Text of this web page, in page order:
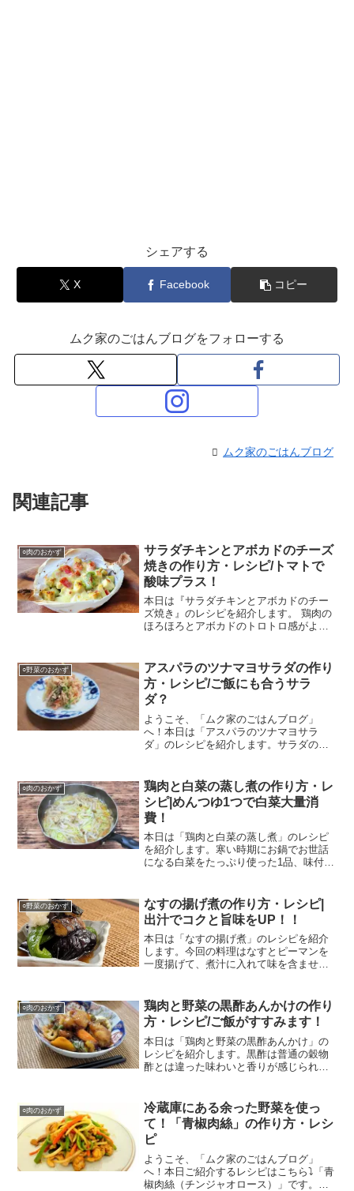
シェアする
X Facebook コピー
ムク家のごはんブログをフォローする
ムク家のごはんブログ
関連記事
○肉のおかず
サラダチキンとアボカドのチーズ
焼きの作り方・レシピ/トマトで
酸味プラス！
本日は『サラダチキンとアボカドのチー
ズ焼き』のレシピを紹介します。 鶏肉の
ほろほろとアボカドのトロトロ感がよ
○野菜のおかず
アスパラのツナマヨサラダの作り
方・レシピ/ご飯にも合うサラ
ダ？
ようこそ、「ムク家のごはんブログ」
へ！本日は「アスパラのツナマヨサラ
ダ」のレシピを紹介します。サラダのレ
にしてみました。コストコのアスパラは
20本ほど入って300～40...
○肉のおかず
鶏肉と白菜の蒸し煮の作り方・レ
シピ|めんつゆ1つで白菜大量消
費！
本日は「鶏肉と白菜の蒸し煮」のレシピ
を紹介します。寒い時期にお鍋でお世話
になる白菜をたっぷり使った1品、味付け
すという簡単な料理となっています。白
菜の他に使った野菜はにんじんと舞茸、
こちらは好みの野菜を使ってみてくださ
い。お肉は鶏もも肉、じっくり蒸すこと
で柔らかくなっています。是非参考にし
ていただければ幸いです！！
○野菜のおかず
なすの揚げ煮の作り方・レシピ|
出汁でコクと旨味をUP！！
本日は「なすの揚げ煮」のレシピを紹介
します。今回の料理はなすとピーマンを
一度揚げて、煮汁に入れて味を含ませる
時の香ばしさや出汁の旨味を含むのでお
いしさがアップします！
○肉のおかず
鶏肉と野菜の黒酢あんかけの作り
方・レシピ/ご飯がすすみます！
本日は「鶏肉と野菜の黒酢あんかけ」の
レシピを紹介します。黒酢は普通の穀物
酢とは違った味わいと香りが感じられま
く合い、ご飯がすすむ１品となっており
ます。是非参考にしていただければ幸い
です！
○肉のおかず
冷蔵庫にある余った野菜を使っ
て！「青椒肉絲」の作り方・レシ
ピ
ようこそ、「ムク家のごはんブログ」
へ！本日ご紹介するレシピはこちら⤵「青
椒肉絲（チンジャオロース）」です。今